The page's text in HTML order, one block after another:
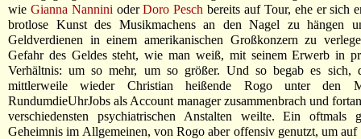
wie Gianna Nannini oderDoro Pesch bereits auf Tour, ehe er sich
brotlose Kunst des Musikmachens an den Nagel zu hängen
Geldverdienen in einem amerikanischen Großkonzern zu
Gefahr des Geldes steht, wie man weiß, mit seinem Erwerb in
Verhältnis: um so mehr, um so größer. Und so begab es sich,
mittlerweile wieder Christian heißende Rogo unter den
RundumdieUhrJobs als Account manager zusammenbrach und
verschiedensten psychiatrischen Anstalten weilte. Ein oftmals
Geheimnis im Allgemeinen, von Rogo aber offensiv genutzt, um auf